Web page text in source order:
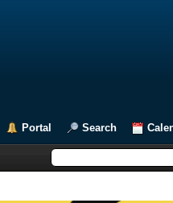
Portal Search